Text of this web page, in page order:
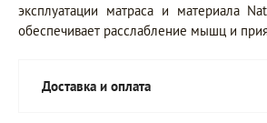
эксплуатации матраса и материала
обеспечивает расслабление мышц и
Доставка и оплата